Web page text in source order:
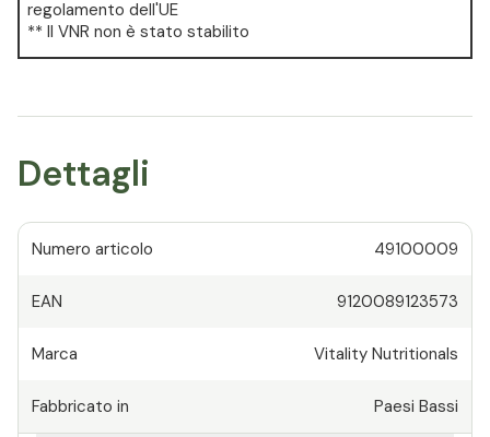
regolamento dell'UE
** Il VNR non è stato stabilito
Dettagli
Numero articolo 49100009
EAN 9120089123573
Marca Vitality Nutritionals
Fabbricato in Paesi Bassi